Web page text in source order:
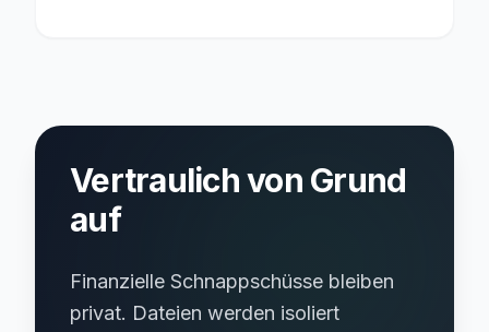
Vertraulich von Grund
auf
Finanzielle Schnappschüsse bleiben
privat. Dateien werden isoliert